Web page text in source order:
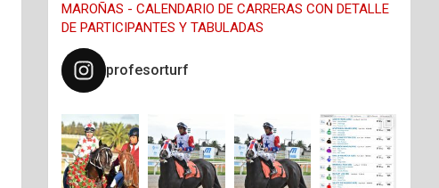
h
MAROÑAS - CALENDARIO DE CARRERAS CON DETALLE
DE PARTICIPANTES Y TABULADAS
profesorturf